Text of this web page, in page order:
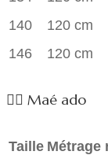
140
120 cm
146
120 cm
👱‍♀️ Maé ado
Taille Métrage